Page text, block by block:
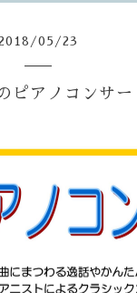
/05 /23
ピアノコンサ